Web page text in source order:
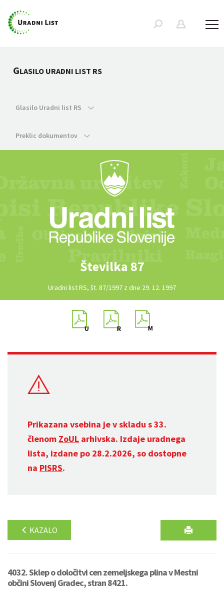
GLASILO URADNI LIST RS
Glasilo Uradni list RS
Preklic dokumentov
Številka 87
Uradni list RS, št. 87/1997 z dne 29. 12. 1997
Prikazana vsebina je v skladu s 33.
členom ZoUL arhivska. Izdaje uradnega
lista, izdane po 28.2.2026, so dostopne
na PISRS.
KAZALO
4032. Sklep o določitvi cen zemeljskega plina v Mestni
občini Slovenj Gradec, stran 8421.